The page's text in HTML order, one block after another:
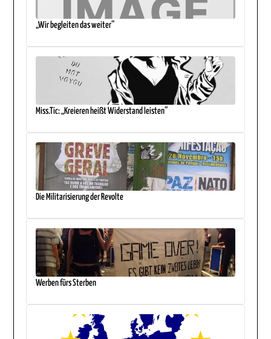
„Wir begleiten das weiter“
Miss.Tic: „Kreieren heißt Widerstand leisten“
Die Militarisierung der Revolte
Werben fürs Sterben